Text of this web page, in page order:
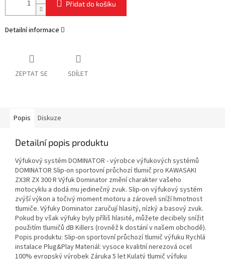
Přidat do košíku
Detailní informace
ZEPTAT SE SDÍLET
Popis Diskuze
Detailní popis produktu
Výfukový systém DOMINATOR - výrobce výfukových systémů
DOMINATOR Slip-on sportovní průchozí tlumič pro KAWASAKI
ZX3R ZX 300 R Výfuk Dominator změní charakter vašeho
motocyklu a dodá mu jedinečný zvuk. Slip-on výfukový systém
zvýší výkon a točivý moment motoru a zároveň sníží hmotnost
tlumiče. Výfuky Dominator zaručují hlasitý, nízký a basový zvuk.
Pokud by však výfuky byly příliš hlasité, můžete decibely snížit
použitím tlumičů dB Killers (rovněž k dostání v našem obchodě).
Popis produktu: Slip-on sportovní průchozí tlumič výfuku Rychlá
instalace Plug&Play Materiál: vysoce kvalitní nerezová ocel
100% evropský výrobek Záruka 5 let Kulatý tlumič výfuku